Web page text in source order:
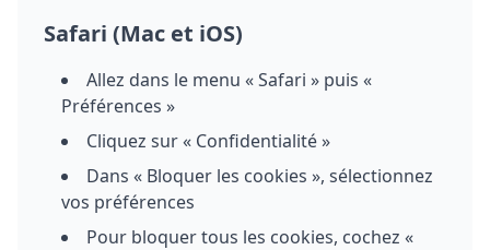
Safari (Mac et iOS)
Allez dans le menu « Safari » puis «
Préférences »
Cliquez sur « Confidentialité »
Dans « Bloquer les cookies », sélectionnez
vos préférences
Pour bloquer tous les cookies, cochez «